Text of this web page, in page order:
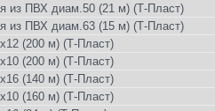
из ПВХ диам.50 (21 м) (Т-Пласт)
из ПВХ диам.63 (15 м) (Т-Пласт)
(200 м) (Т-Пласт)
(200 м) (Т-Пласт)
(140 м) (Т-Пласт)
(160 м) (Т-Пласт)